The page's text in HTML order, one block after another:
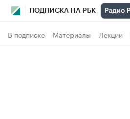
ПОДПИСКА НА РБК
В подписке Материалы Лекции